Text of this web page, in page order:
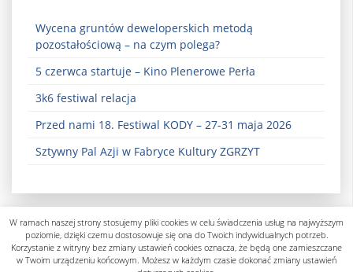
Wycena gruntów deweloperskich metodą
pozostałościową – na czym polega?
5 czerwca startuje – Kino Plenerowe Perła
3k6 festiwal relacja
Przed nami 18. Festiwal KODY – 27-31 maja 2026
Sztywny Pal Azji w Fabryce Kultury ZGRZYT
W ramach naszej strony stosujemy pliki cookies w celu świadczenia usług na najwyższym
poziomie, dzięki czemu dostosowuje się ona do Twoich indywidualnych potrzeb.
Korzystanie z witryny bez zmiany ustawień cookies oznacza, że będą one zamieszczane
w Twoim urządzeniu końcowym. Możesz w każdym czasie dokonać zmiany ustawień